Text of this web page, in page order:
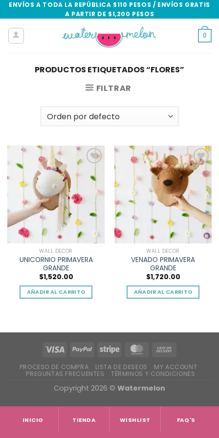
Skip
to
content
ENVÍOS A TODA LA REPÚBLICA $110 PESOS / ENVÍOS GRATIS
A PARTIR DE $1,200 PESOS
0
PRODUCTOS ETIQUETADOS “FLORES”
FILTRAR
wishlist
WALL DECOR
UNICORNIO PRIMAVERA
GRANDE
$1,520.00
AÑADIR AL CARRITO
Add to
wishlist
WALL DECOR
VENADO PRIMAVERA
GRANDE
$1,720.00
AÑADIR AL CARRITO
INICIO TIENDA WISHLIST FAQ'S
PROCESO DE COMPRA LISTA DE DESEOS
MY ACCOUNT
PREGUNTAS FRECUENTES
TÉRMINOS Y CONDICIONES
Copyright 2026 © Watermelon